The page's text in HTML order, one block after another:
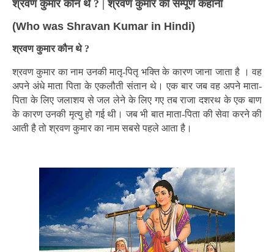
श्रवण कुमार कौन थे ? | श्रवण कुमार की सम्पूर्ण कहानी
(Who was Shravan Kumar in Hindi)
श्रवण कुमार कौन थे ?
श्रवण कुमार का नाम उनकी मातृ-पितृ भक्ति के कारण जाना जाता है । वह
अपने अंधे माता पिता के एकलौती संतान थे। एक बार जब वह अपने माता-
पिता के लिए जलाशय से जल लेने के लिए गए तब राजा दशरथ के एक बाण
के कारण उनकी मृत्यु हो गई थी। जब भी बात माता-पिता की सेवा करने की
आती है तो श्रवण कुमार का नाम सबसे पहले आता है।